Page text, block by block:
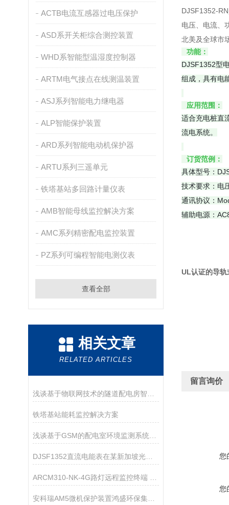
ACTB电流互感器过电压保护
ASD系开关柜综合测控装置
WHD系智能型温湿度控制器
ARTM电气接点在线测温装置
ASJ系列智能电力继电器
ALP智能保护装置
ARD系列智能电动机保护器
ARTU系列三遥单元
铁塔基站多回路计量仪表
AMB智能母线监控解决方案
AMC系列精密配电监控装置
PZ系列可编程智能电测仪表
查看全部
相关文章
RELATED ARTICLES
铁塔基站能耗监控解决方案
DJSF1352直流电能表在某新加坡光伏储能系统中的应用
DJSF1352-
电压、电流、
北美及全球市
功能：
DJSF1352型
组成，具有电
应用范围：
适合充电桩直
流电系统。
订货范例：
具体型号：
技术要求：电
通讯协议：
辅助电源：
UL认证的导轨
留言询价
您
您